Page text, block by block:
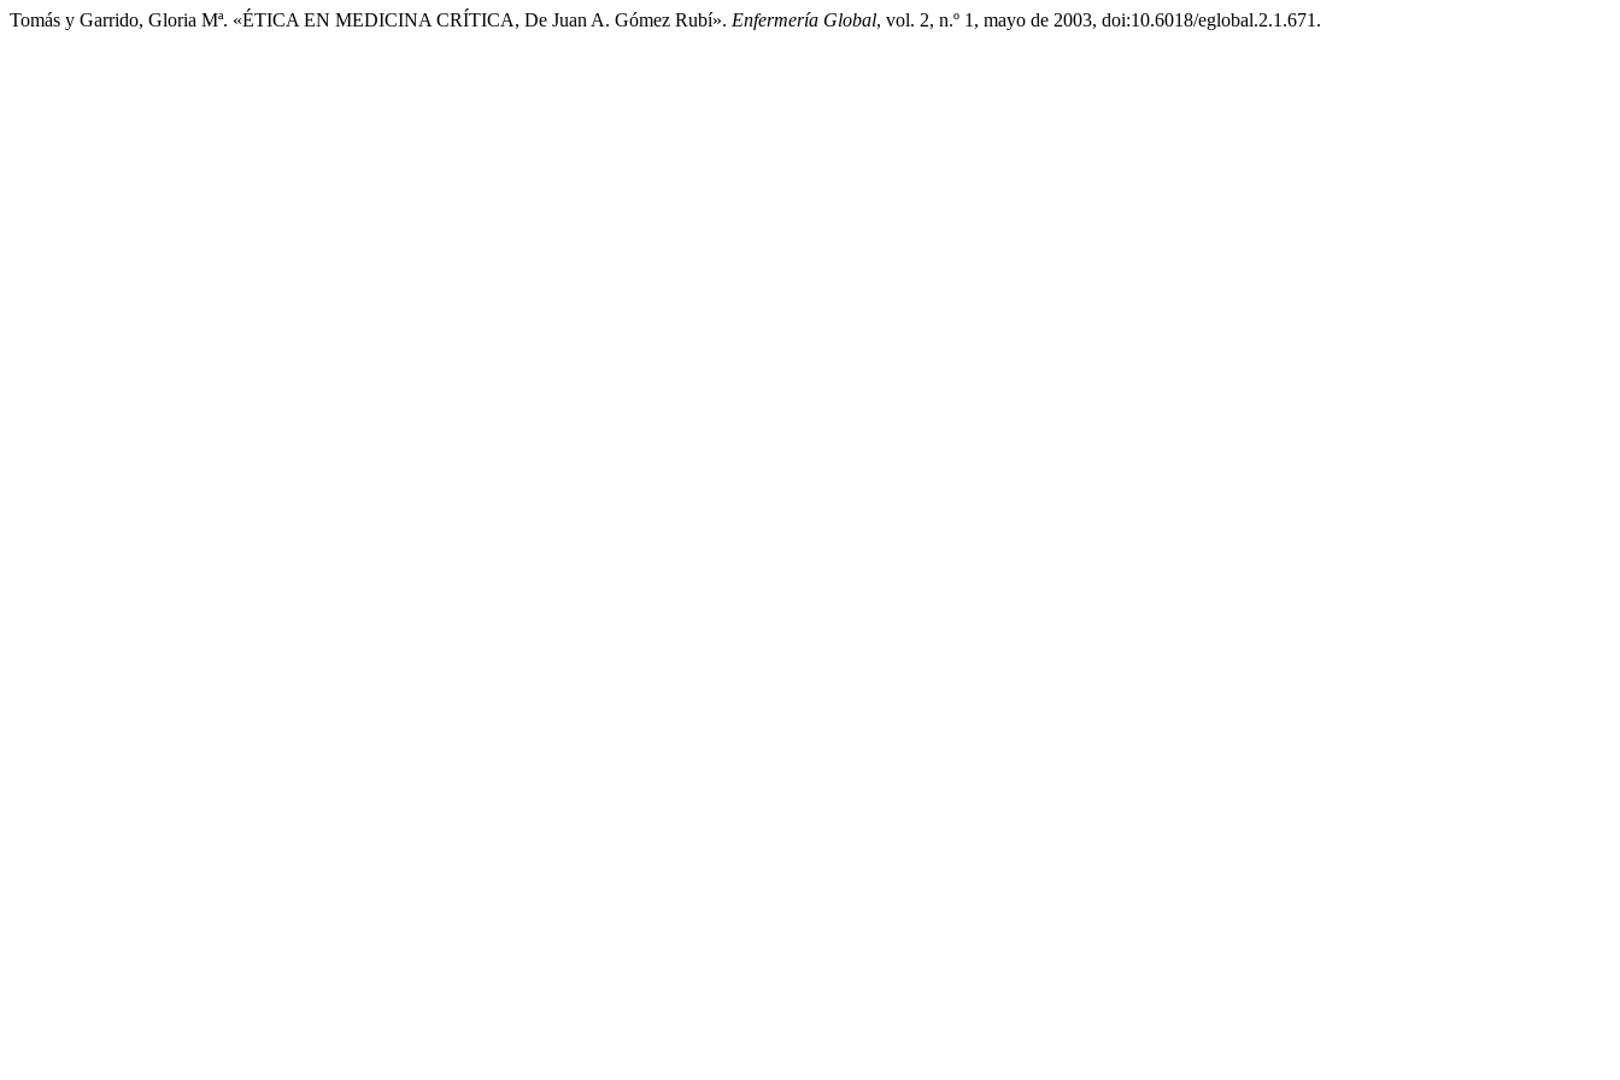
Tomás y Garrido, Gloria Mª. «ÉTICA EN MEDICINA CRÍTICA, De Juan A. Gómez Rubí». Enfermería Global, vol. 2, n.º 1, mayo de 2003, doi:10.6018/eglobal.2.1.671.